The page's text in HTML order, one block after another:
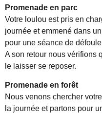
Promenade en parc
Votre loulou est pris en
journée et emmené dans
pour une séance de
A son retour nous vérifions
le laisser se reposer.
Promenade en forêt
Nous venons chercher
la journée et partons pour